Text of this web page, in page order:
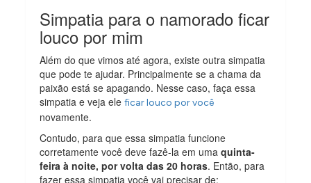
Simpatia para o namorado ficar
louco por mim
Além do que vimos até agora, existe outra simpatia
que pode te ajudar. Principalmente se a chama da
paixão está se apagando. Nesse caso, faça essa
simpatia e veja eleficar louco por você
novamente.
Contudo, para que essa simpatia funcione
corretamente você deve fazê-la em umaquinta-
feira à noite, por volta das 20 horas. Então, para
fazer essa simpatia você vai precisar de: